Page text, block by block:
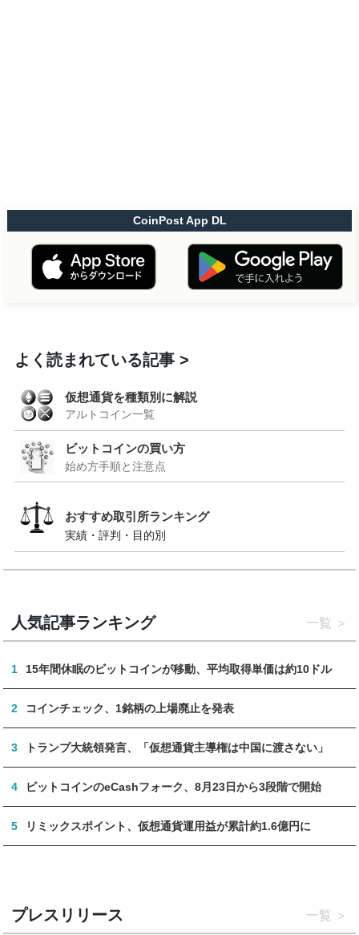
CoinPost App DL
よく読まれている記事
仮想通貨を種類別に解説
アルトコイン一覧
ビットコインの買い方
始め方手順と注意点
おすすめ取引所ランキング
実績・評判・目的別
人気記事ランキング 一覧
1 15年間休眠のビットコインが移動、平均取得単価は約10ドル
2 コインチェック、1銘柄の上場廃止を発表
3 トランプ大統領発言、「仮想通貨主導権は中国に渡さない」
4 ビットコインのeCashフォーク、8月23日から3段階で開始
5 リミックスポイント、仮想通貨運用益が累計約1.6億円に
プレスリリース 一覧